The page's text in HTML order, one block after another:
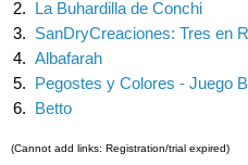
2. La Buhardilla de Conchi
3. SanDryCreaciones: Tres en
4. Albafarah
5. Pegostes y Colores - Juego
6. Betto
(Cannot add links: Registration/trial expired)